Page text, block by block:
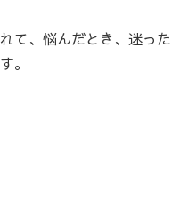
て、悩んだとき、迷っ
。